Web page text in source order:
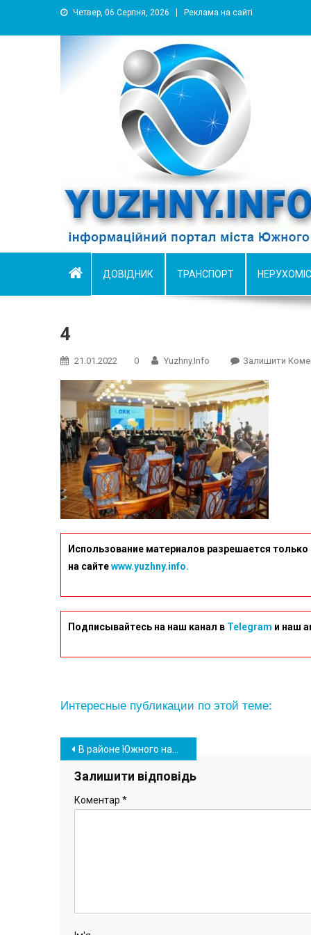
Четвер, 06 Серпня, 2026 Реклама на сайті
YUZHNY.INFO
информационный портал города Южный
ДОВІДНИК ТРАНСПОРТ
4
21.01.2022 0 Yuzhny.info Залишити
Использование материалов разрешается
на сайтеwww.yuzhny.info.
Подписывайтесь на наш канал в Telegram и наш
Интересные публикации по этой теме:
Навігація
записів
В районе Южного нашли землю под космодром, но надо договариваться с турками
Залишити відповідь
Коментар *